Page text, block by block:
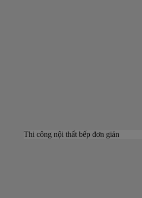
Thi công nội thất bếp đơn giản